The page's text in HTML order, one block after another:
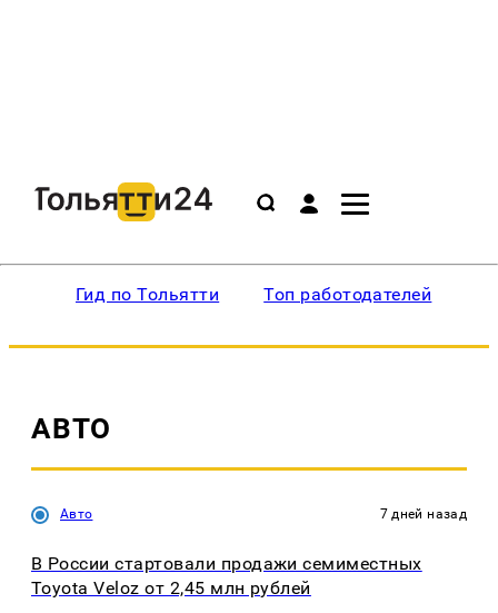
Гид по Тольятти Топ работодателей
АВТО
Авто 7 дней назад
В России стартовали продажи семиместных
Toyota Veloz от 2,45 млн рублей